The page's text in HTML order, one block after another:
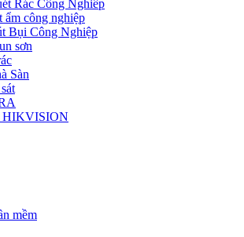
Rác Công Nghiêp
ẩm công nghiệp
Bụi Công Nghiệp
sơn
Sàn
HIKVISION
mềm